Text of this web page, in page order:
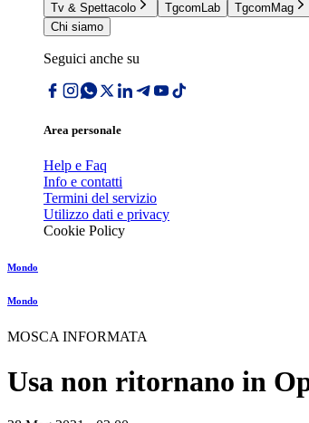
Tv & Spettacolo
TgcomLab TgcomMag
Chi siamo
Seguici anche su
Area personale
Help e Faq
Info e contatti
Termini del servizio
Utilizzo dati e privacy
Cookie Policy
Mondo
Mondo
MOSCA INFORMATA
Usa non ritornano in